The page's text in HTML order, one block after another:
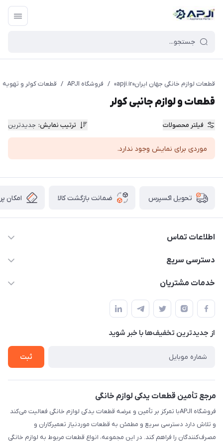
قطعات یدکی و جانبی لوازم خانگی جهان ایران
قطعات لوازم خانگی جهان ایران«apji.ir» / فروشگاه APJI / قطعات کولر و تهویه
قطعات و لوازم جانبی کولر
فیلتر محصولات ترتیب نمایش: جدیدترین
موردی برای نمایش وجود ندارد.
تحویل اکسپرس ضمانت بازگشت کالا امکان
اطلاعات تماس
09106753413
دسترسی سریع
حساب کاربری
لیست محصولات
درباره ما
خدمات مشتریان
قوانین و مقررات
حریم خصوصی
راهنما
از جدید‌ترین تخفیف‌ها با‌ خبر شوید
ثبت
مرجع تأمین قطعات یدکی لوازم خانگی
فروشگاه APJIبا تمرکز بر تأمین و عرضه قطعات یدکی لوازم خانگی فعالیت می‌کند
و تلاش دارد دسترسی سریع و مطمئن به قطعات موردنیاز تعمیرکاران و
مصرف‌کنندگان را فراهم کند. در این مجموعه، انواع قطعات مربوط به لوازم خانگی